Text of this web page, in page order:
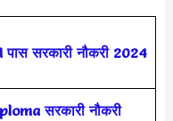
पास सरकारी नौकरी 2024
सरकारी नौकरी